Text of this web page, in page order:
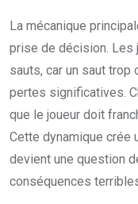
La mécanique
prise de décision. Les
sauts, car un saut trop
pertes significatives.
que le joueur doit
Cette dynamique crée
devient une question
conséquences